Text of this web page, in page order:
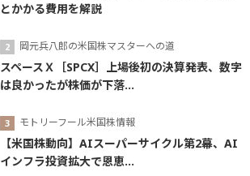
とかかる費用を解説
岡元兵八郎の米国株マスターへの道
スペースＸ［SPCX］上場後初の決算発表、数字
は良かったが株価が下落...
モトリーフール米国株情報
【米国株動向】AIスーパーサイクル第2幕、AI
インフラ投資拡大で恩恵...